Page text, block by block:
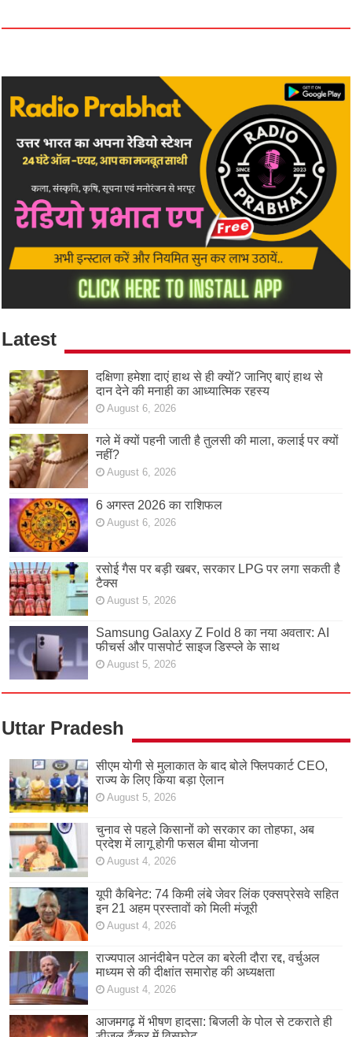
Latest
दक्षिणा हमेशा दाएं हाथ से ही क्यों? जानिए बाएं हाथ से
दान देने की मनाही का आध्यात्मिक रहस्य
August 6, 2026
गले में क्यों पहनी जाती है तुलसी की माला, कलाई पर क्यों
नहीं?
August 6, 2026
6 अगस्त 2026 का राशिफल
August 6, 2026
रसोई गैस पर बड़ी खबर, सरकार LPG पर लगा सकती है
टैक्स
August 5, 2026
Samsung Galaxy Z Fold 8 का नया अवतार: AI
फीचर्स और पासपोर्ट साइज डिस्प्ले के साथ
August 5, 2026
Uttar Pradesh
सीएम योगी से मुलाकात के बाद बोले फ्लिपकार्ट CEO,
राज्य के लिए किया बड़ा ऐलान
August 5, 2026
चुनाव से पहले किसानों को सरकार का तोहफा, अब
प्रदेश में लागू होगी फसल बीमा योजना
August 4, 2026
यूपी कैबिनेट: 74 किमी लंबे जेवर लिंक एक्सप्रेसवे सहित
इन 21 अहम प्रस्तावों को मिली मंजूरी
August 4, 2026
राज्यपाल आनंदीबेन पटेल का बरेली दौरा रद्द, वर्चुअल
माध्यम से की दीक्षांत समारोह की अध्यक्षता
August 4, 2026
आजमगढ़ में भीषण हादसा: बिजली के पोल से टकराते ही